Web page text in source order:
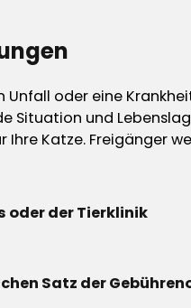
oder eine
Situation und
Ihre Katze. Freigänger
oder der Tierklinik
Satz der